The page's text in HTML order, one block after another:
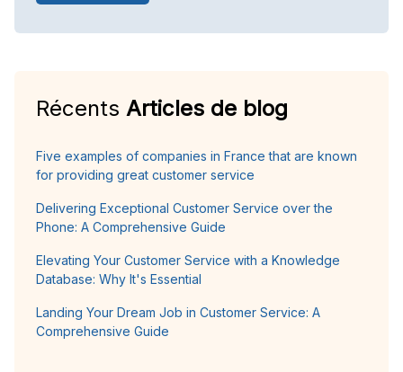
Récents Articles de blog
Five examples of companies in France that are known
for providing great customer service
Delivering Exceptional Customer Service over the
Phone: A Comprehensive Guide
Elevating Your Customer Service with a Knowledge
Database: Why It's Essential
Landing Your Dream Job in Customer Service: A
Comprehensive Guide